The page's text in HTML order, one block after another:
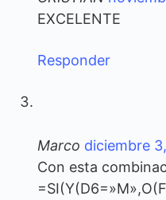
EXCELENTE
Responder
Marco diciembre
Con esta